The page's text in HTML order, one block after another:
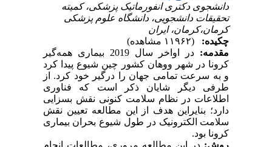
دانشجوی دکتری انفورماتیک پزشکی، کمیته
تحقیقات دانشجویی، دانشگاه علوم پزشکی
کرمان،کرمان، ایران
چکیده:
(۱۱۹۶۲ مشاهده)
مقدمه:
در اواخر سال 2019 بیماری همه‌گیر
کرونا در شهر ووهان کشور چین شیوع پیدا کرد
و به سرعت تمامی جهان را درگیر خود کرد. از
طرفی دیگر شایان ذکر است که فناوری
اطلاعات در نظام سلامت کنونی نقش بسزایی
دارد؛ بنایراین هدف از این مطالعه تعیین نقش
سلامت الکترونیک در طول شیوع بحران بیماری
کرونا بود.
روش: در این مطالعه مروری، مطالعات انجام